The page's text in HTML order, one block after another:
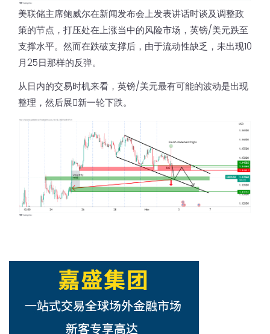
美联储主席鲍威尔在新闻发布会上发表讲话时谈及调整政
策的节点，打压处在上涨当中的风险市场，英镑/美元跌至
支撑水平。然而在跌破支撑后，由于流动性缺乏，未出现10
月25日那样的反弹。
从日内的交易时机来看，英镑/美元最有可能的波动是出现
整理，然后展𫔭新一轮下跌。